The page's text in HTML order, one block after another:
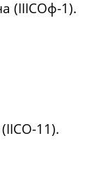
(ІІІСОф-1).
11).